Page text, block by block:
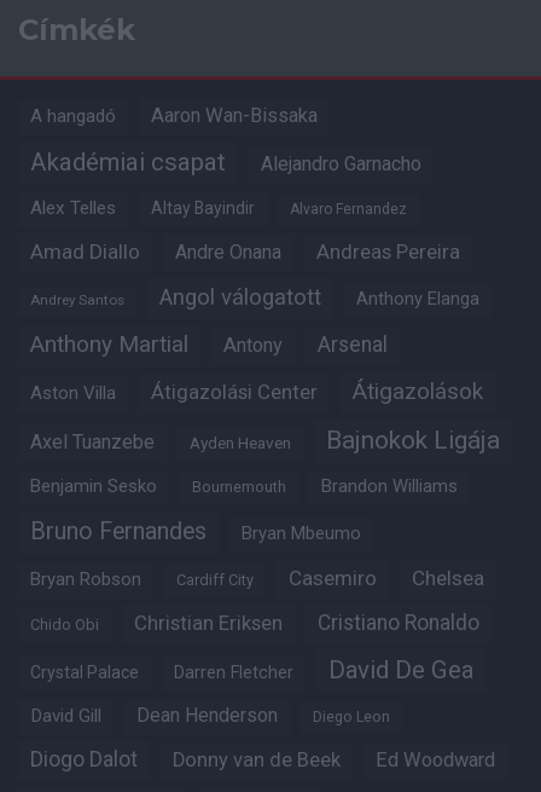
Címkék
A hangadó Aaron Wan-Bissaka
Akadémiai csapat Alejandro Garnacho
Alex Telles Altay Bayindir Alvaro Fernandez
Amad Diallo Andre Onana Andreas Pereira
Andrey Santos Angol válogatott Anthony Elanga
Anthony Martial Antony Arsenal
Aston Villa Átigazolási Center Átigazolások
Axel Tuanzebe Ayden Heaven Bajnokok Ligája
Benjamin Sesko Bournemouth Brandon Williams
Bruno Fernandes Bryan Mbeumo
Bryan Robson Cardiff City Casemiro Chelsea
Chido Obi Christian Eriksen Cristiano Ronaldo
Crystal Palace Darren Fletcher David De Gea
David Gill Dean Henderson Diego Leon
Diogo Dalot Donny van de Beek Ed Woodward